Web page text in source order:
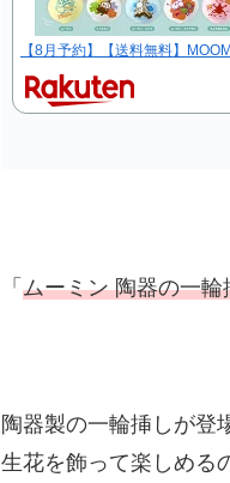
【8月予約】【送料無料】
「 ムーミン 陶器の一輪
陶器製の一輪挿しが登
生花を飾って楽しめる